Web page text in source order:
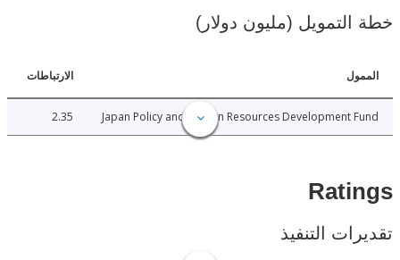
(مليون دولار)
الارتباطات
Japan Policy and Human Resources Development
2.35
التنفيذ